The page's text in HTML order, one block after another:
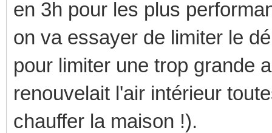
en 3h pour les plus
on va essayer de limiter le
pour limiter une trop grande
renouvelait l'air intérieur
chauffer la maison !).